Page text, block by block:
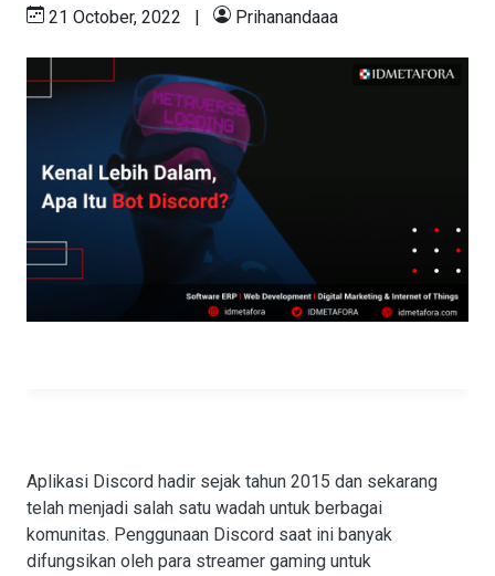
21 October, 2022 | Prihanandaaa
Aplikasi Discord hadir sejak tahun 2015 dan sekarang
telah menjadi salah satu wadah untuk berbagai
komunitas. Penggunaan Discord saat ini banyak
difungsikan oleh para streamer gaming untuk